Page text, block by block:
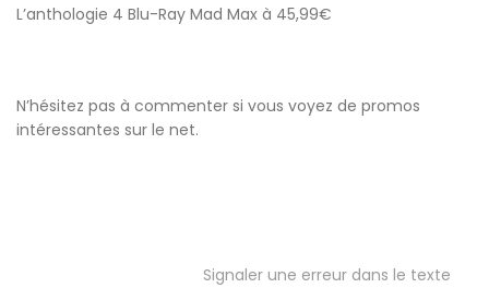
L’anthologie 4 Blu-Ray Mad Max à 45,99€
N’hésitez pas à commenter si vous voyez de promos
intéressantes sur le net.
Signaler une erreur dans le texte